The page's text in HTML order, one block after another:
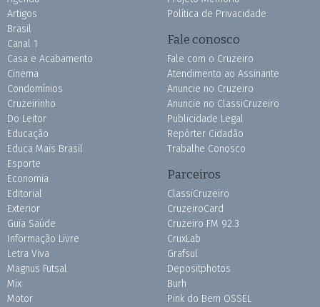
Artigos
Brasil
Canal 1
Casa e Acabamento
Cinema
Condomínios
Cruzeirinho
Do Leitor
Educação
Educa Mais Brasil
Esporte
Economia
Editorial
Exterior
Guia Saúde
Informação Livre
Letra Viva
Magnus Futsal
Mix
Motor
Política de Privacidade
Fale conosco
Fale com o Cruzeiro
Atendimento ao Assinante
Anuncie no Cruzeiro
Anuncie no ClassiCruzeiro
Publicidade Legal
Repórter Cidadão
Trabalhe Conosco
Parceiros
ClassiCruzeiro
CruzeiroCard
Cruzeiro FM 92.3
CruxLab
Grafsul
Depositphotos
Burh
Pink do Bem OSSEL